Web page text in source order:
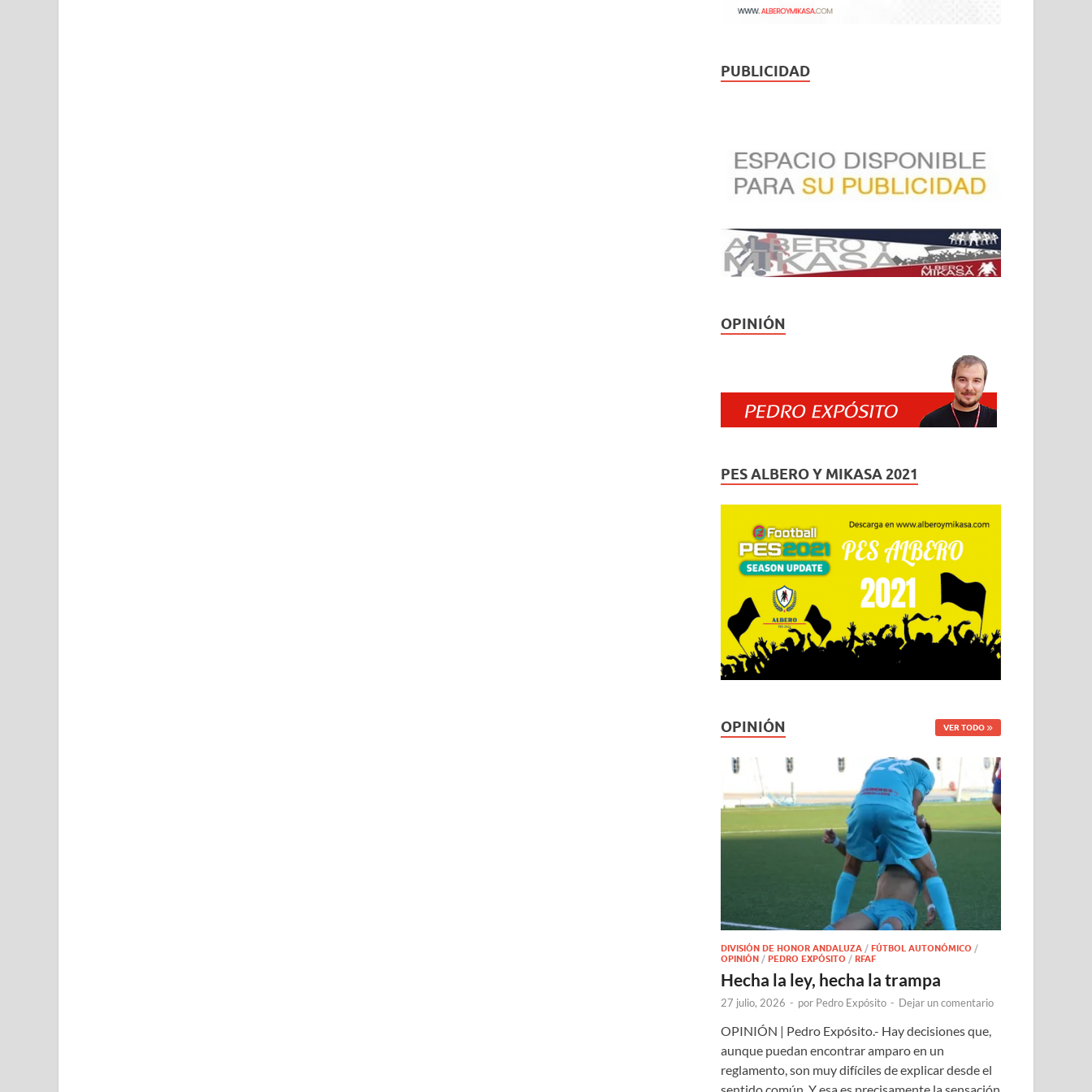
PUBLICIDAD
OPINIÓN
PES ALBERO Y MIKASA 2021
OPINIÓN VER TODO
DIVISIÓN DE HONOR ANDALUZA /FÚTBOL AUTONÓMICO /
OPINIÓN /PEDRO EXPÓSITO /RFAF
Hecha la ley, hecha la trampa
27 julio, 2026 - por Pedro Expósito - Dejar un comentario
OPINIÓN | Pedro Expósito.- Hay decisiones que,
aunque puedan encontrar amparo en un
reglamento, son muy difíciles de explicar desde el
sentido común. Y esa es precisamente la sensación